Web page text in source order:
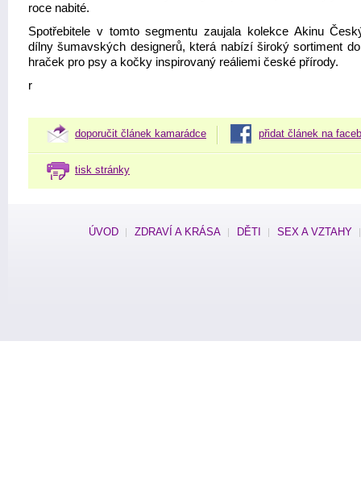
roce nabité.
Spotřebitele v tomto segmentu zaujala kolekce Akinu
dílny šumavských designerů, která nabízí široký sortiment
hraček pro psy a kočky inspirovaný reáliemi české přírody.
r
doporučit článek kamarádce přidat článek na
tisk stránky
ÚVOD ZDRAVÍ A KRÁSA DĚTI SEX A VZTAHY